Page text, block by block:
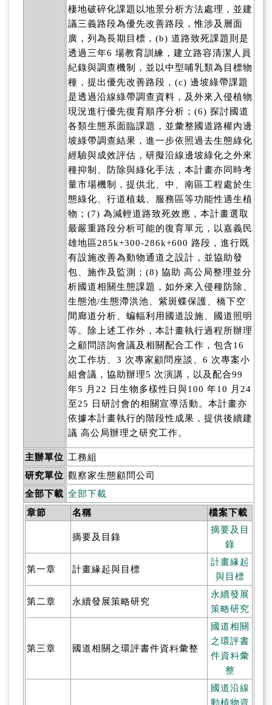
棲地破碎化課題以地景分析方法處理，並建
議三義路段為優先改善路段，惟涉及層面
廣，列為長期目標，(b) 道路致死課題則是
透過三年6 場教育訓練，建立路容清潔人員
紀錄與調查機制，並以中型哺乳類為目標物
種，提出優先改善路段，(c) 邊坡綠帶課題
是透過沿線綠帶調查資料，及外來入侵植物
現況進行優先復育順序分析；(6) 探討國道
各類生態系面臨課題，並彙整國道路權內邊
坡綠帶調查結果，進一步依照過去生態綠化
經驗與成效評估，研擬沿線邊坡綠化之外來
種抑制、防除與綠化手法，本計畫亦同時考
量市場機制，提供北、中、南區工程處於生
態綠化、行道植栽、服務區等功能性適生植
物；(7) 為減輕道路致死效應，本計畫選取
最嚴重路段分析可能的復育單元，以嘉義民
雄地區285k+300-286k+600 路段，進行既
有設施改善為動物通道之設計，並協助發
包、施作及監測；(8) 協助 高公局整理並分
析國道相關生態課題，如外來入侵種防除、
生態池/生態滯洪池、紫斑蝶保護、橋下空
間廊道分析、蝙輻利用國道設施、國道照明
等。除上述工作外，本計畫執行過程所辦理
之顧問諮詢會議及相關配合工作，包含16
次工作坊、3 次專家顧問座談、6 次專案小
組會議，協助辦理5 次演講，以及配合99
年5 月22 日生物多樣性日與100 年10 月24
至25 日研討會的相關宣導活動。本計畫亦
依據本計畫執行的階段性成果，提供後續建
議 高公局辦理之研究工作。
主辦單位 工務組
研究單位 觀察家生態顧問公司
全部下載 全部下載
章節
名稱 檔案下載
摘要及目錄
摘要及目
錄
第一章 計畫緣起與目標
計畫緣起
與目標
第二章 永續發展策略研究
永續發展
策略研究
第三章 國道相關之環評書件資料彙整
國道相關
之環評書
件資料彙
整
國道沿線
動植物資